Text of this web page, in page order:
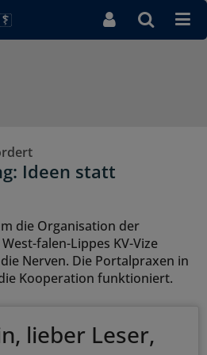
Ideen statt
die Organisation der
falen-Lippes KV-Vize
Nerven. Die Portalpraxen in
Kooperation funktioniert.
lieber Leser,